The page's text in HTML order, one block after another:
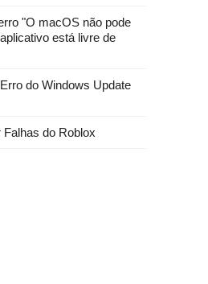
"O macOS não pode
está livre de
do Windows Update
do Roblox